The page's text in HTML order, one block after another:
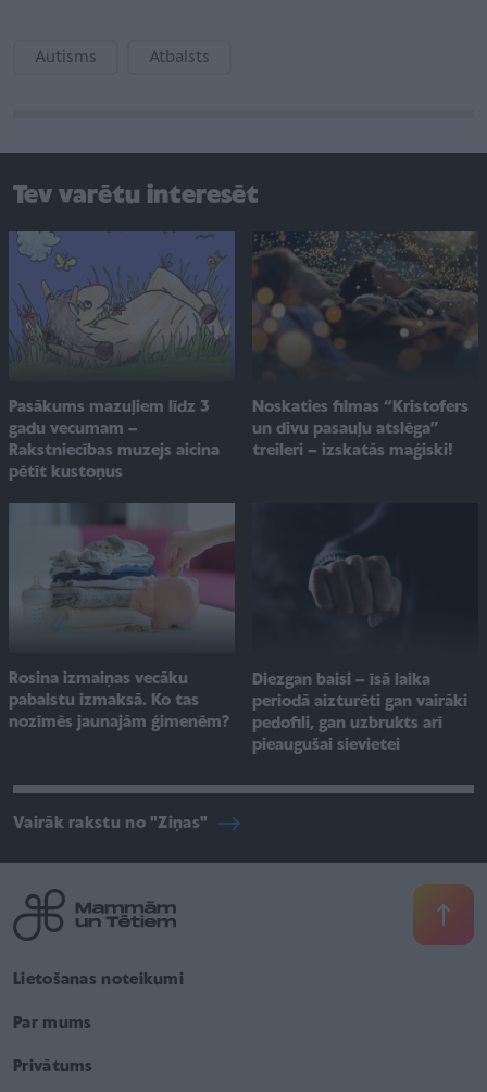
Autisms Atbalsts
Tev varētu interesēt
Pasākums mazuļiem līdz 3
gadu vecumam –
Rakstniecības muzejs aicina
pētīt kustoņus
Noskaties filmas “Kristofers
un divu pasauļu atslēga”
treileri – izskatās maģiski!
Rosina izmaiņas vecāku
pabalstu izmaksā. Ko tas
nozīmēs jaunajām ģimenēm?
Diezgan baisi – īsā laika
periodā aizturēti gan vairāki
pedofili, gan uzbrukts arī
pieaugušai sievietei
Vairāk rakstu no "Ziņas"
Lietošanas noteikumi
Par mums
Privātums